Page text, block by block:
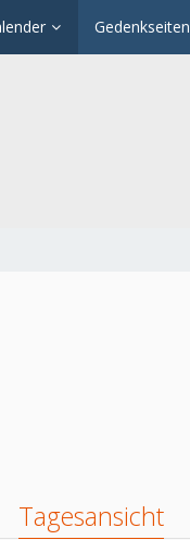
Gedenkseiten
Tagesansicht